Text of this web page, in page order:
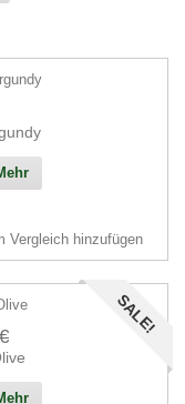
Vergleich hinzufügen
SALE!